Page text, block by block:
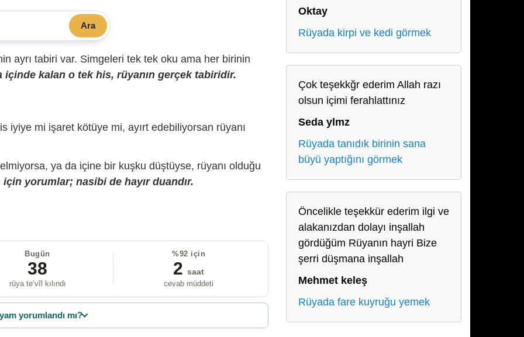
Ara
ayrı tabiri var. Simgeleri tek tek oku ama her birinin
içinde kalan o tek his, rüyanın gerçek tabiridir.
iyiye mi işaret kötüye mi, ayırt edebiliyorsan rüyanı
ya da içine bir kuşku düştüyse, rüyanı olduğu
yorumlar; nasibi de hayır duandır.
Bugün
38
rüya te’vîl kılındı
%92 için
2 saat
cevab müddeti
yorumlandı mı?
Oktay
Rüyada kirpi ve kedi görmek
Çok teşekkğr ederim Allah razı
olsun içimi ferahlattınız
Seda ylmz
Rüyada tanıdık birinin sana
büyü yaptığını görmek
Öncelikle teşekkür ederim ilgi ve
alakanızdan dolayı inşallah
gördüğüm Rüyanın hayri Bize
şerri düşmana inşallah
Mehmet keleş
Rüyada fare kuyruğu yemek